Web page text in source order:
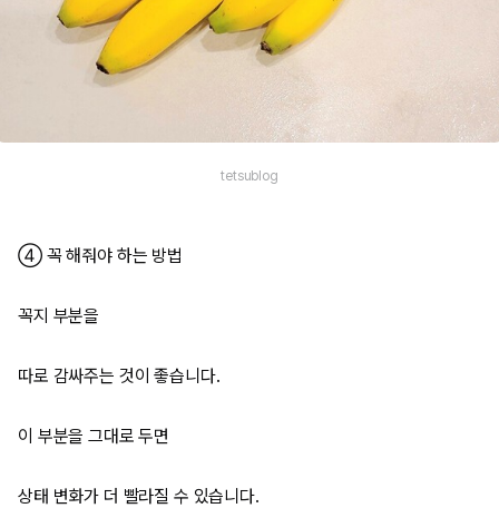
tetsublog
④ 꼭 해줘야 하는 방법
꼭지 부분을
따로 감싸주는 것이 좋습니다.
이 부분을 그대로 두면
상태 변화가 더 빨라질 수 있습니다.